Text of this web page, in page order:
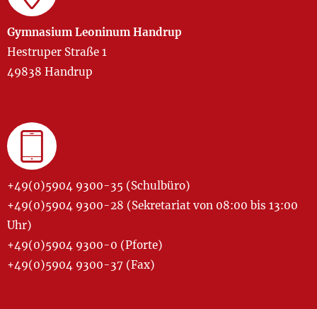
Gymnasium Leoninum Handrup
Hestruper Straße 1
49838 Handrup
+49(0)5904 9300-35 (Schulbüro)
+49(0)5904 9300-28 (Sekretariat von 08:00 bis 13:00
Uhr)
+49(0)5904 9300-0 (Pforte)
+49(0)5904 9300-37 (Fax)